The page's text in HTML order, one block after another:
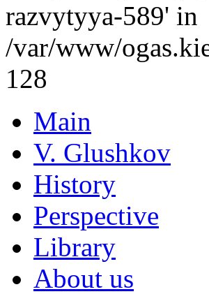
razvytyya-589' in
/var/www/
128
Main
V. Glushkov
History
Perspective
Library
About us